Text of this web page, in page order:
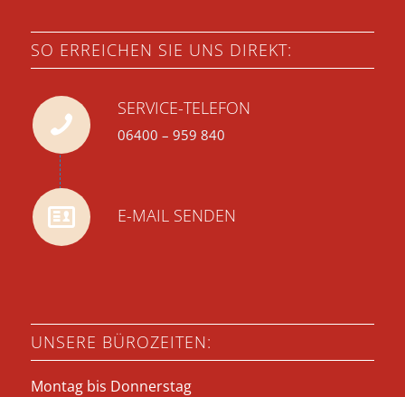
SO ERREICHEN SIE UNS DIREKT:
SERVICE-TELEFON
06400 – 959 840
E-MAIL SENDEN
UNSERE BÜROZEITEN:
Montag bis Donnerstag